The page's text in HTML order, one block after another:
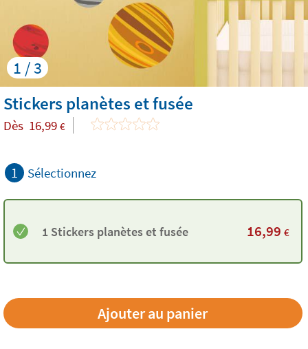
1 / 3
Stickers planètes et fusée
Dès 16,99 €
1 Sélectionnez
1 Stickers planètes et fusée 16,99 €